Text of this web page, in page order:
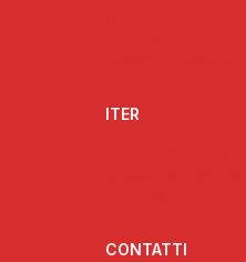
ITER
CONTATTI